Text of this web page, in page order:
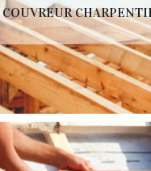
COUVREUR